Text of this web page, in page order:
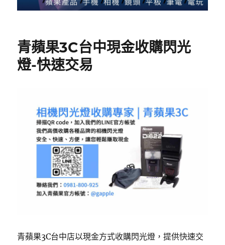
青蘋果3C台中現金收購閃光
燈-快速交易
青蘋果3C台中店以現金方式收購閃光燈，提供快速交